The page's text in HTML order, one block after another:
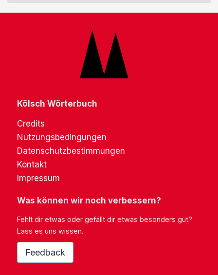
Kölsch Wörterbuch
Credits
Nutzungsbedingungen
Datenschutzbestimmungen
Kontakt
Impressum
Was können wir noch verbessern?
Fehlt dir etwas oder gefällt dir etwas besonders gut?
Lass es uns wissen.
Feedback